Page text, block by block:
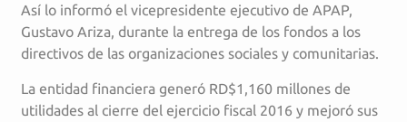
Así lo informó el vicepresidente ejecutivo de APAP,
Gustavo Ariza, durante la entrega de los fondos a los
directivos de las organizaciones sociales y comunitarias.
La entidad financiera generó RD$1,160 millones de
utilidades al cierre del ejercicio fiscal 2016 y mejoró sus